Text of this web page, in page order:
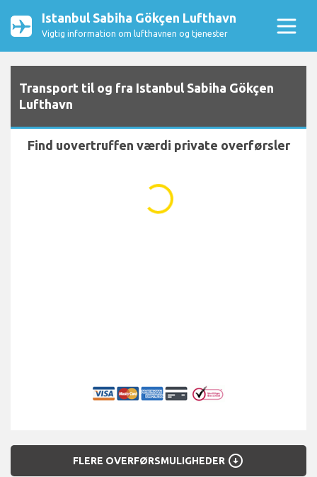
Istanbul Sabiha Gökçen Lufthavn
Vigtig information om lufthavnen og tjenester
Transport til og fra Istanbul Sabiha Gökçen
Lufthavn
Find uovertruffen værdi private overførsler
...
FLERE OVERFØRSMULIGHEDER arrow_circle_down